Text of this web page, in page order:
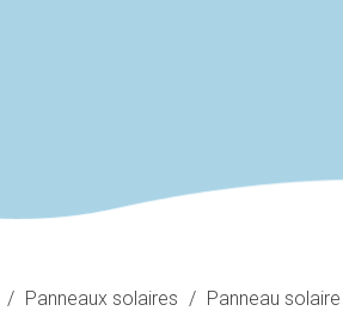
/ Panneaux solaires / Panneau